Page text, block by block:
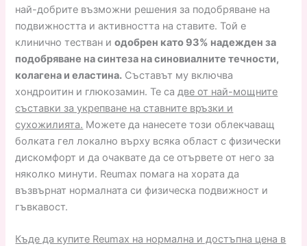
най-добрите възможни решения за подобряване на
подвижността и активността на ставите. Той е
клинично тестван иодобрен като 93% надежден за
подобряване на синтеза на синовиалните течности,
колагена и еластина. Съставът му включва
хондроитин и глюкозамин. Те са две от най-мощните
съставки за укрепване на ставните връзки и
сухожилията. Можете да нанесете този облекчаващ
болката гел локално върху всяка област с физически
дискомфорт и да очаквате да се отървете от него за
няколко минути. Reumax помага на хората да
възвърнат нормалната си физическа подвижност и
гъвкавост.
Къде да купите Reumax на нормална и достъпна цена в